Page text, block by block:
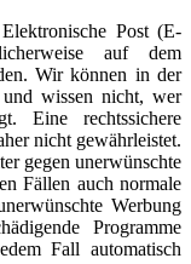
Post (E-
auf dem
Wir können in der
wissen nicht, wer
Eine rechtssichere
nicht gewährleistet.
gegen unerwünschte
Fällen auch normale
Werbung
Programme
Fall automatisch